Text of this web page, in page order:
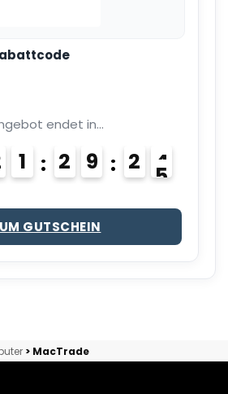
endet in...
1 2 9 2 4
GUTSCHEIN
> MacTrade